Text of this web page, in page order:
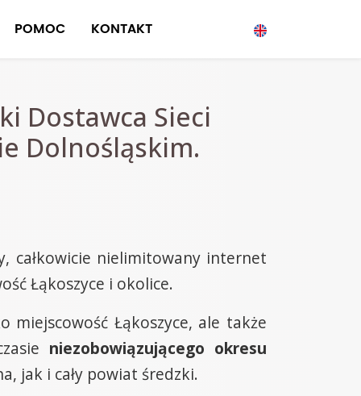
POMOC KONTAKT
Dostawca Sieci
Dolnośląskim.
całkowicie nielimitowany internet
Łąkoszyce i okolice.
Łąkoszyce, ale także
niezobowiązującego okresu
jak i cały powiat średzki.